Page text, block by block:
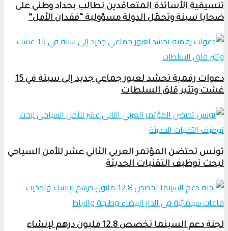
تنسيقية الأساتذة المتعاقدين تطالب بحداد وطني على
ضحايا سبتة وتحمّل الدولة مسؤولية “فقدان الأمل”
دعوات رقمية تحشد لعبور جماعي جديد إلى سبتة في 15
غشت وتثير قلق السلطات
تونس تحتضن المؤتمر العربي الثاني عشر للأمن السياحي
لبحث توظيف التقنيات الحديثة
لجنة دعم السينما تخصص 12.8 مليون درهم لإنشاء